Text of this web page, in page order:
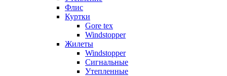
Флис
Куртки
Gore tex
Windstopper
Жилеты
Windstopper
Сигнальные
Утепленные